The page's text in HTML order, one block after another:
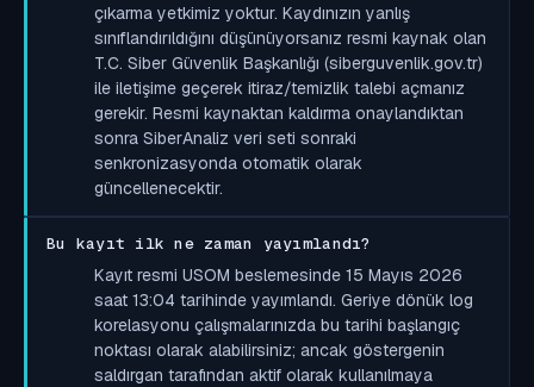
çıkarma yetkimiz yoktur. Kaydınızın yanlış
sınıflandırıldığını düşünüyorsanız resmi kaynak olan
T.C. Siber Güvenlik Başkanlığı (siberguvenlik.gov.tr)
ile iletişime geçerek itiraz/temizlik talebi açmanız
gerekir. Resmi kaynaktan kaldırma onaylandıktan
sonra SiberAnaliz veri seti sonraki
senkronizasyonda otomatik olarak
güncellenecektir.
Bu kayıt ilk ne zaman yayımlandı?
Kayıt resmi USOM beslemesinde 15 Mayıs 2026
saat 13:04 tarihinde yayımlandı. Geriye dönük log
korelasyonu çalışmalarınızda bu tarihi başlangıç
noktası olarak alabilirsiniz; ancak göstergenin
saldırgan tarafından aktif olarak kullanılmaya